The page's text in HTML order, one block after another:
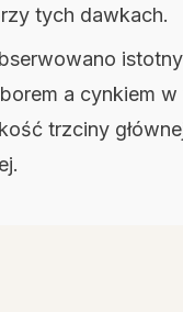
tych dawkach.
a cynkiem w
trzciny